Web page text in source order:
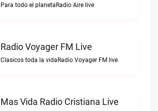
Para todo el planetaRadio Aire live
Radio Voyager FM Live
Clasicos toda la vidaRadio Voyager FM live
Mas Vida Radio Cristiana Live